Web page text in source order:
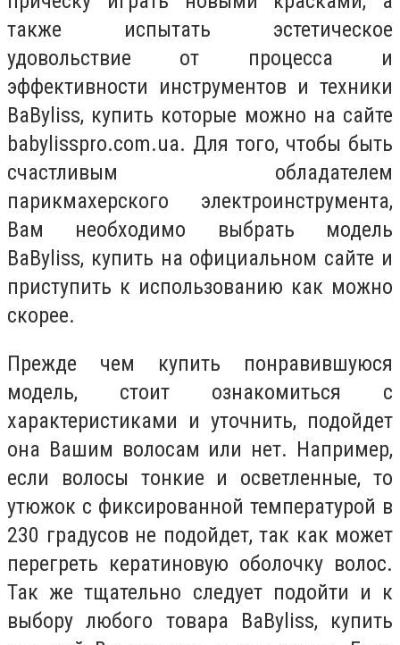
также испытать эстетическое
удовольствие от процесса и
эффективности инструментов и техники
BaByliss, купить которые можно на сайте
babylisspro.com.ua. Для того, чтобы быть
счастливым обладателем
парикмахерского электроинструмента,
Вам необходимо выбрать модель
BaByliss, купить на официальном сайте и
приступить к использованию как можно
скорее.
Прежде чем купить понравившуюся
модель, стоит ознакомиться с
характеристиками и уточнить, подойдет
она Вашим волосам или нет. Например,
если волосы тонкие и осветленные, то
утюжок с фиксированной температурой в
230 градусов не подойдет, так как может
перегреть кератиновую оболочку волос.
Так же тщательно следует подойти и к
выбору любого товара BaByliss, купить